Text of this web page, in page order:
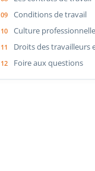
Conditions de travail
Culture professionnelle
Droits des travailleurs
Foire aux questions